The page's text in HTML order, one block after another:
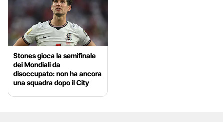
Stones gioca la semifinale
dei Mondiali da
disoccupato: non ha ancora
una squadra dopo il City